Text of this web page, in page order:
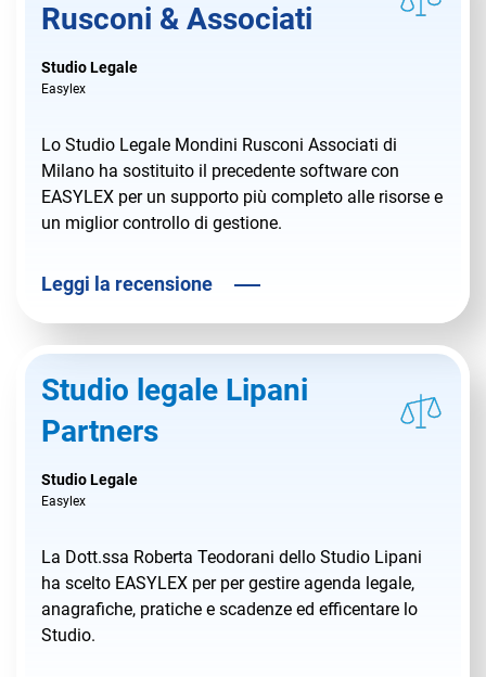
Rusconi & Associati
Studio Legale
Easylex
Lo Studio Legale Mondini Rusconi Associati di
Milano ha sostituito il precedente software con
EASYLEX per un supporto più completo alle risorse e
un miglior controllo di gestione.
Leggi la recensione
Studio legale Lipani
Partners
Studio Legale
Easylex
La Dott.ssa Roberta Teodorani dello Studio Lipani
ha scelto EASYLEX per per gestire agenda legale,
anagrafiche, pratiche e scadenze ed efficentare lo
Studio.